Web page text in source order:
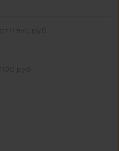
от 11 тыс. руб.
1100 руб.